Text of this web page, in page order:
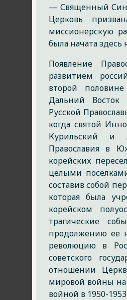
— Священный
Церковь
миссионерскую
была начата здесь
Появление
развитием
второй
Дальний Восток
Русской
когда святой
Курильский и
Православия в
корейских
целыми
составив собой
которая была
корейском
трагические
продолжению ее
революцию в
советского
отношении
мировой войны
войной в 1950-1953